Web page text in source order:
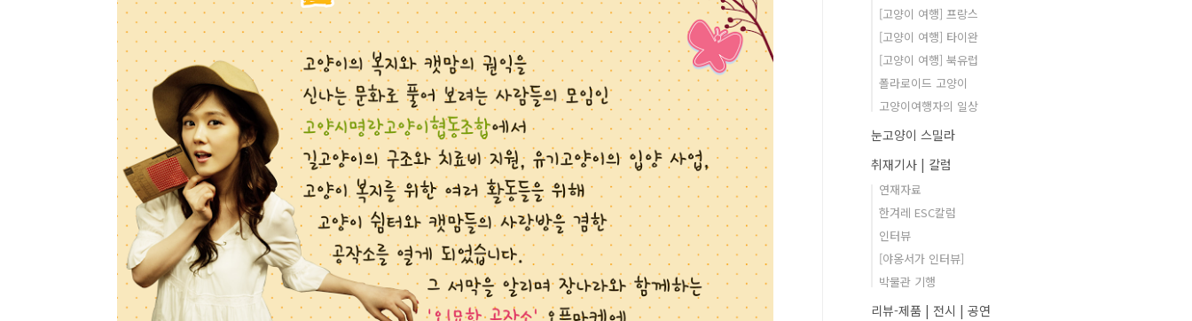
[고양이 여행] 프랑스
[고양이 여행] 타이완
[고양이 여행] 북유럽
폴라로이드 고양이
고양이여행자의 일상
눈고양이 스밀라
취재기사 | 칼럼
연재자료
한겨레 ESC칼럼
인터뷰
[야옹서가 인터뷰]
박물관 기행
리뷰-제품 | 전시 | 공연